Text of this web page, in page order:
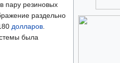
пару резиновых
раздельно
долларов
была